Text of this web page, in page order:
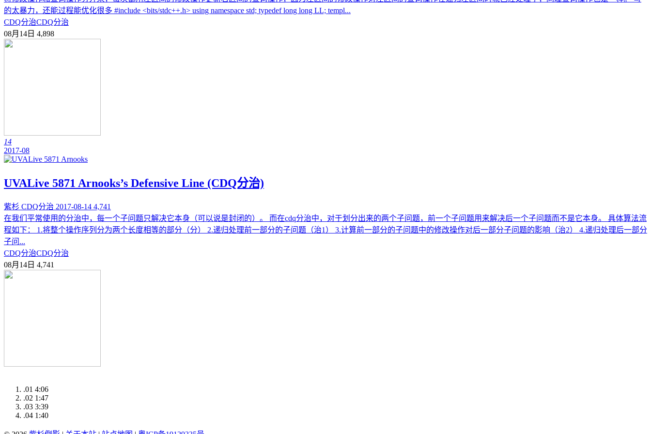
的太暴力，还能过程能优化很多 #include <bits/stdc++.h> using namespace std; typedef long long LL; templ...
CDQ分治CDQ分治
08月14日 4,898
14
2017-08
UVALive 5871 Arnooks’s Defensive Line (CDQ分治)
紫杉 CDQ分治 2017-08-14 4,741
在我们平常使用的分治中，每一个子问题只解决它本身（可以说是封闭的）。 而在cdq分治中，对于划分出来的两个子问题，前一个子问题用来解决后一个子问题而不是它本身。 具体算法流
程如下： 1.将整个操作序列分为两个长度相等的部分（分） 2.递归处理前一部分的子问题（治1） 3.计算前一部分的子问题中的修改操作对后一部分子问题的影响（治2） 4.递归处理后一部分
子问...
CDQ分治CDQ分治
08月14日 4,741
.01 4:06
.02 1:47
.03 3:39
.04 1:40